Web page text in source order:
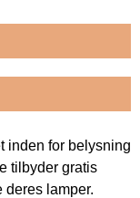
inden for belysning
tilbyder gratis
deres lamper.